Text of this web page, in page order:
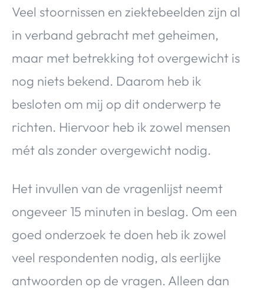
Veel stoornissen en ziektebeelden zijn al
in verband gebracht met geheimen,
maar met betrekking tot overgewicht is
nog niets bekend. Daarom heb ik
besloten om mij op dit onderwerp te
richten. Hiervoor heb ik zowel mensen
mét als zonder overgewicht nodig.
Het invullen van de vragenlijst neemt
ongeveer 15 minuten in beslag. Om een
goed onderzoek te doen heb ik zowel
veel respondenten nodig, als eerlijke
antwoorden op de vragen. Alleen dan